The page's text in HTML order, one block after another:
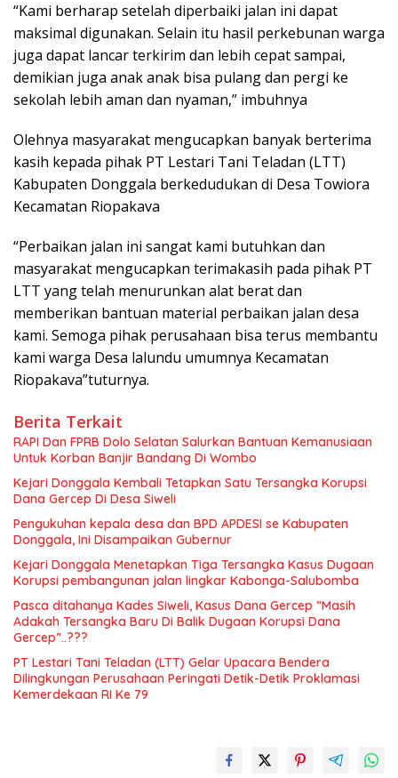
“Kami berharap setelah diperbaiki jalan ini dapat
maksimal digunakan. Selain itu hasil perkebunan warga
juga dapat lancar terkirim dan lebih cepat sampai,
demikian juga anak anak bisa pulang dan pergi ke
sekolah lebih aman dan nyaman,” imbuhnya
Olehnya masyarakat mengucapkan banyak berterima
kasih kepada pihak PT Lestari Tani Teladan (LTT)
Kabupaten Donggala berkedudukan di Desa Towiora
Kecamatan Riopakava
“Perbaikan jalan ini sangat kami butuhkan dan
masyarakat mengucapkan terimakasih pada pihak PT
LTT yang telah menurunkan alat berat dan
memberikan bantuan material perbaikan jalan desa
kami. Semoga pihak perusahaan bisa terus membantu
kami warga Desa lalundu umumnya Kecamatan
Riopakava”tuturnya.
Berita Terkait
RAPI Dan FPRB Dolo Selatan Salurkan Bantuan Kemanusiaan
Untuk Korban Banjir Bandang Di Wombo
Kejari Donggala Kembali Tetapkan Satu Tersangka Korupsi
Dana Gercep Di Desa Siweli
Pengukuhan kepala desa dan BPD APDESI se Kabupaten
Donggala, Ini Disampaikan Gubernur
Kejari Donggala Menetapkan Tiga Tersangka Kasus Dugaan
Korupsi pembangunan jalan lingkar Kabonga-Salubomba
Pasca ditahanya Kades Siweli, Kasus Dana Gercep ”Masih
Adakah Tersangka Baru Di Balik Dugaan Korupsi Dana
Gercep”..???
PT Lestari Tani Teladan (LTT) Gelar Upacara Bendera
Dilingkungan Perusahaan Peringati Detik-Detik Proklamasi
Kemerdekaan RI Ke 79